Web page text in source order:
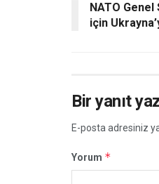
NATO
için
Bir yanıt
E-posta adresiniz
Yorum *